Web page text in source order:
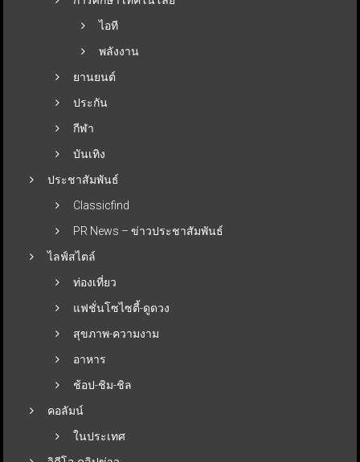
ไอที
พลังงาน
ยานยนต์
ประกัน
กีฬา
บันเทิง
ประชาสัมพันธ์
Classicfind
PR News – ข่าวประชาสัมพันธ์
ไลฟ์สไตล์
ท่องเที่ยว
แฟชั่นโซไซตี้-ดูดวง
สุขภาพ-ความงาม
อาหาร
ช้อป-ชิม-ชิล
คอลัมน์
ในประเทศ